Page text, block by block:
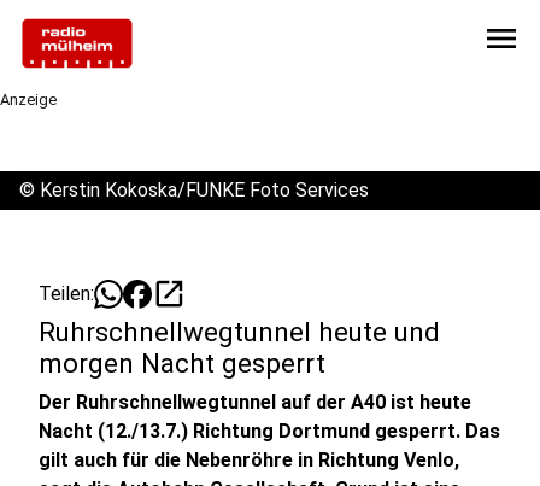
menu
Anzeige
© Kerstin Kokoska/FUNKE Foto Services
Teilen: open_in_new
Ruhrschnellwegtunnel heute und
morgen Nacht gesperrt
Der Ruhrschnellwegtunnel auf der A40 ist heute
Nacht (12./13.7.) Richtung Dortmund gesperrt. Das
gilt auch für die Nebenröhre in Richtung Venlo,